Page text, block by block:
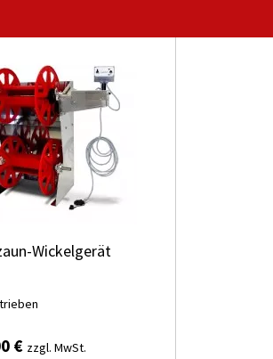
Wickelgerät
€ zzgl. MwSt.